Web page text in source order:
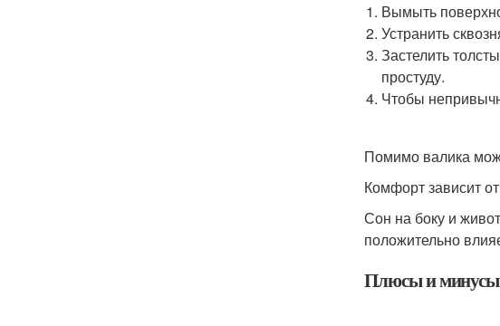
Вымыть
Устранить
Застелить
простуду.
Чтобы
Помимо валика
Комфорт зависит
Сон на боку и
положительно
Плюсы и минусы